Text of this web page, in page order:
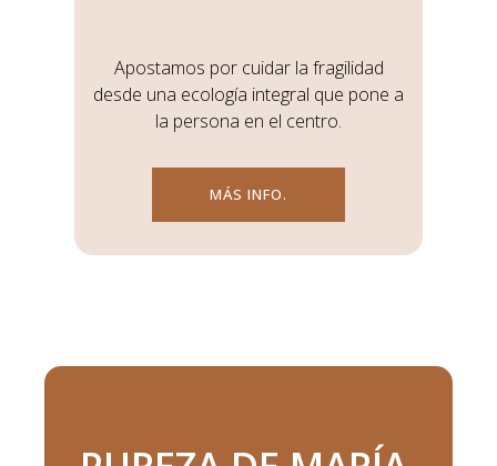
Apostamos por cuidar la fragilidad
desde una ecología integral que pone a
la persona en el centro.
MÁS INFO.